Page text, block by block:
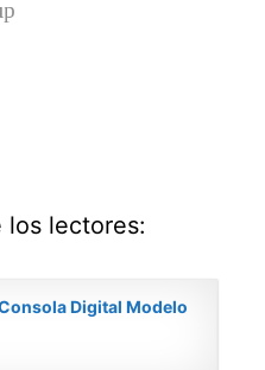
los lectores:
Digital Modelo